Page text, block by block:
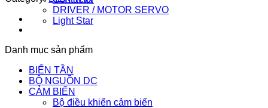
DRIVER / MOTOR SERVO
Light Star
Danh mục sản phẩm
BIẾN TẦN
BỘ NGUỒN DC
CẢM BIẾN
Bộ điều khiển cảm biến